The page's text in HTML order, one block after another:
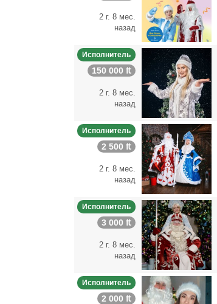
2 г. 8 мес.
назад
Исполнитель
150 000 ₶
2 г. 8 мес.
назад
Исполнитель
2 500 ₶
2 г. 8 мес.
назад
Исполнитель
3 000 ₶
2 г. 8 мес.
назад
Исполнитель
2 000 ₶